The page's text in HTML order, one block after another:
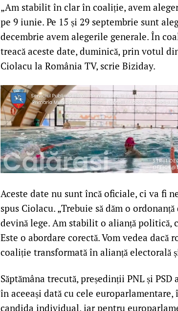
„Am stabilit în clar în coaliție, avem
pe 9 iunie. Pe 15 și 29 septembrie sunt
decembrie avem alegerile generale. În
treacă aceste date, duminică, prin votul
Ciolacu la România TV, scrie Biziday.
Aceste date nu sunt încă oficiale, ci va fi
spus Ciolacu. „Trebuie să dăm o
devină lege. Am stabilit o alianță politică,
Este o abordare corectă. Vom vedea dacă
coaliție transformată în alianță electorală
Săptămâna trecută, președinții PNL și
în aceeași dată cu cele
candida individual, iar pentru